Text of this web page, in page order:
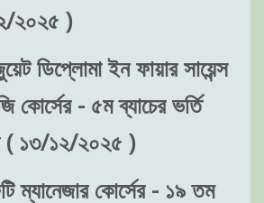
২০২৫ )
ডিপ্লোমা ইন ফায়ার সায়েন্স
কোর্সের - ৫ম ব্যাচের ভর্তি
( ১৩/১২/২০২৫ )
ম্যানেজার কোর্সের - ১৯ তম